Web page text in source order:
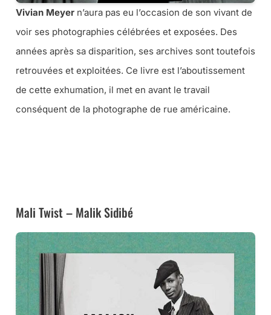
Vivian Meyer n’aura pas eu l’occasion de son vivant de
voir ses photographies célébrées et exposées. Des
années après sa disparition, ses archives sont toutefois
retrouvées et exploitées. Ce livre est l’aboutissement
de cette exhumation, il met en avant le travail
conséquent de la photographe de rue américaine.
Mali Twist – Malik Sidibé